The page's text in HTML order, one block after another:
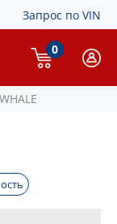
Запрос по VIN
0